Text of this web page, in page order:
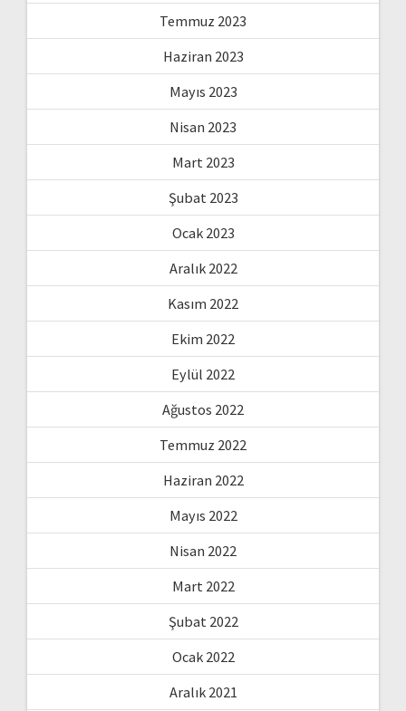
Temmuz 2023
Haziran 2023
Mayıs 2023
Nisan 2023
Mart 2023
Şubat 2023
Ocak 2023
Aralık 2022
Kasım 2022
Ekim 2022
Eylül 2022
Ağustos 2022
Temmuz 2022
Haziran 2022
Mayıs 2022
Nisan 2022
Mart 2022
Şubat 2022
Ocak 2022
Aralık 2021